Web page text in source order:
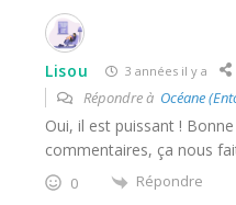
Lisou 3 années il y a
Répondre à Océane
Oui, il est puissant !
commentaires, ça nous
0 Répondre